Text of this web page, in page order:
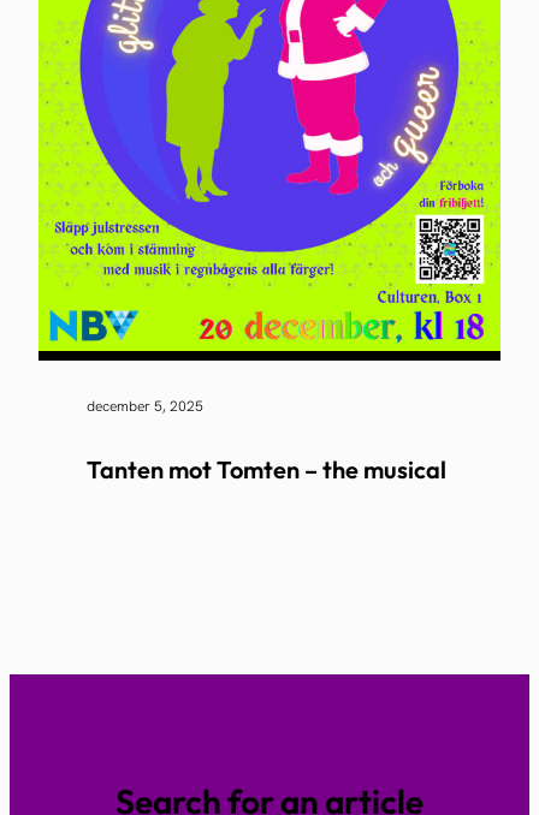
december 5, 2025
Tanten mot Tomten – the musical
Search for an article